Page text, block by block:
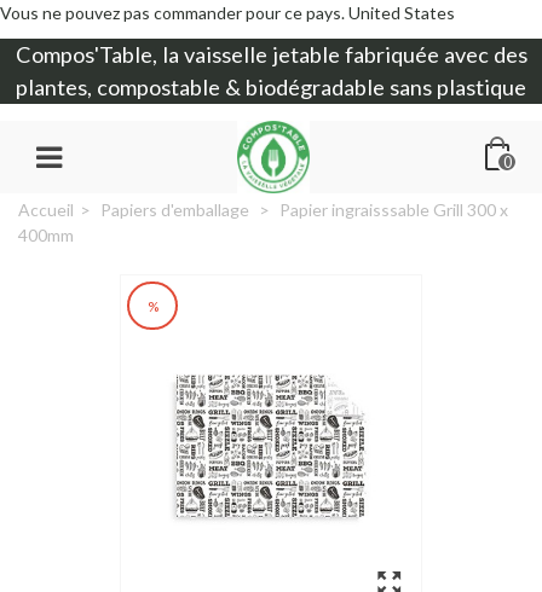
Vous ne pouvez pas commander pour ce pays.United States
Compos'Table, la vaisselle jetable fabriquée avec des
plantes, compostable & biodégradable sans plastique
0
Accueil > Papiers d'emballage >
Papier ingraisssable Grill 300 x
400mm
%